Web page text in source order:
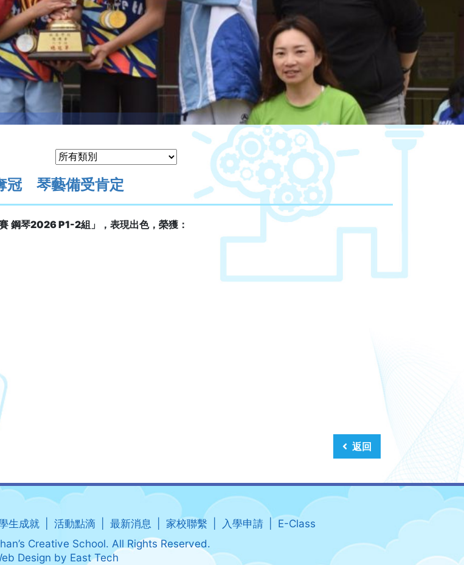
冠 琴藝備受肯定
鋼琴2026 P1-2組」，表現出色，榮獲：
返回
生成就 活動點滴 最新消息 家校聯繫 入學申請
E-Class
Creative School. All Rights Reserved.
Design by East Tech